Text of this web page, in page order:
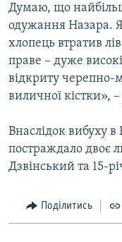
Думаю, що
одужання Назара.
хлопець втратив
праве – дуже
відкриту черепно-
виличної кістки»,
Внаслідок вибуху
постраждало двоє
Дзвінський та 15-
Поділитись